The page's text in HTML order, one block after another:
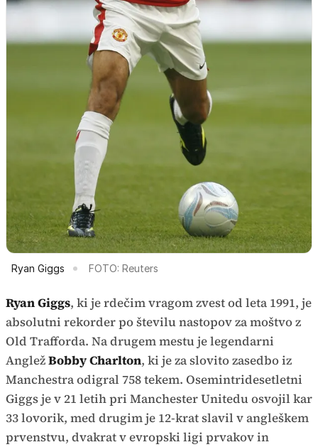
Ryan Giggs FOTO: Reuters
Ryan Giggs, ki je rdečim vragom zvest od leta 1991, je
absolutni rekorder po številu nastopov za moštvo z
Old Trafforda. Na drugem mestu je legendarni
AngležBobby Charlton, ki je za slovito zasedbo iz
Manchestra odigral 758 tekem. Osemintridesetletni
Giggs je v 21 letih pri Manchester Unitedu osvojil kar
33 lovorik, med drugim je 12-krat slavil v angleškem
prvenstvu, dvakrat v evropski ligi prvakov in